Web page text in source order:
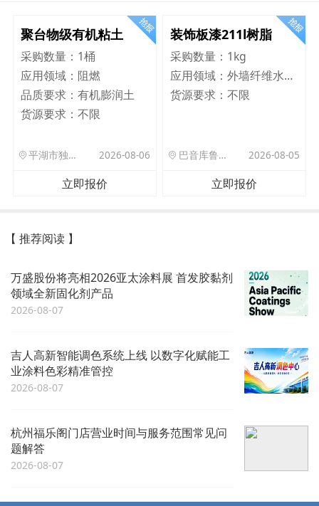
聚台物级有机粘土
采购数量： 1桶
应用领域： 阻燃
品质要求： 有机膨润土
货源要求： 不限
平湖市独山港镇集港路 589 号 2026-08-06
立即报价
装饰板漆211l树脂
采购数量： 1kg
应用领域：
外墙纤维水泥板
货源要求：不限
巴音库鲁提镇,托帕口岸六号库房 2026-08-05
立即报价
【 推荐阅读 】
万盛股份将亮相2026亚太涂料展 首发胶黏剂
领域全新固化剂产品
2026-08-07
吉人高新智能调色系统上线 以数字化赋能工
业涂料色彩精准管控
2026-08-07
杭州福乐阁门店营业时间与服务范围常见问
题解答
2026-08-07